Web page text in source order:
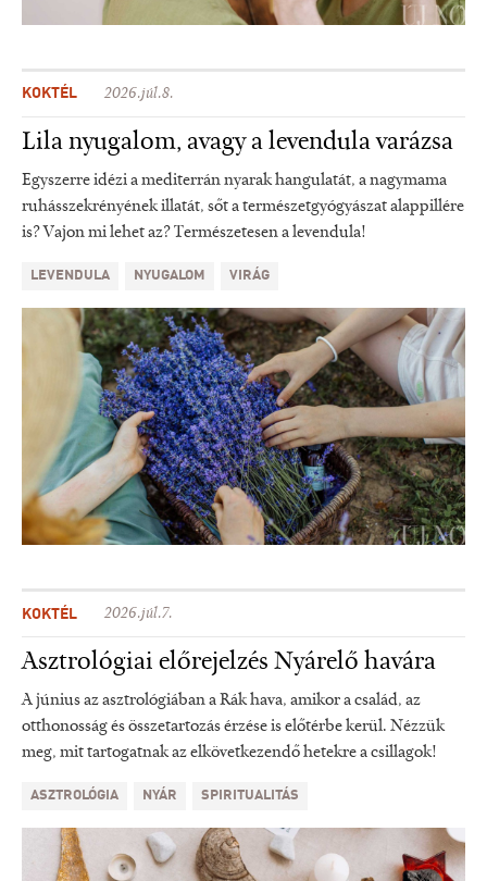
KOKTÉL 2026.júl.8.
Lila nyugalom, avagy a levendula varázsa
Egyszerre idézi a mediterrán nyarak hangulatát, a nagymama
ruhásszekrényének illatát, sőt a természetgyógyászat alappillére
is? Vajon mi lehet az? Természetesen a levendula!
LEVENDULA NYUGALOM VIRÁG
KOKTÉL 2026.júl.7.
Asztrológiai előrejelzés Nyárelő havára
A június az asztrológiában a Rák hava, amikor a család, az
otthonosság és összetartozás érzése is előtérbe kerül. Nézzük
meg, mit tartogatnak az elkövetkezendő hetekre a csillagok!
ASZTROLÓGIA NYÁR SPIRITUALITÁS